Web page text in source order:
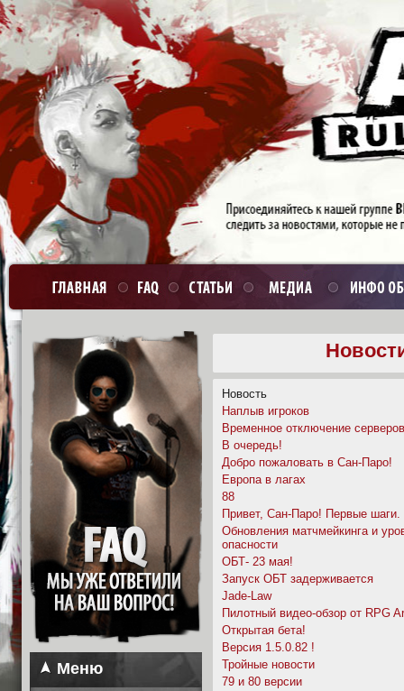
Меню
Новость
Наплыв игроков
Временное отключение
В очередь!
Добро пожаловать в Сан-Паро!
Европа в лагах
88
Привет, Сан-Паро! Первые шаги.
Обновления матчмейкинга и
опасности
ОБТ- 23 мая!
Запуск ОБТ задерживается
Jade-Law
Пилотный видео-обзор от RPG
Открытая бета!
Версия 1.5.0.82 !
Тройные новости
79 и 80 версии